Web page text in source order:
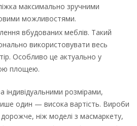
максимально зручними
можливостями.
вбудованих меблів. Такий
використовувати весь
Особливо це актуально у
площею.
індивідуальними розмірами,
один — висока вартість. Вироби
ніж моделі з масмаркету,